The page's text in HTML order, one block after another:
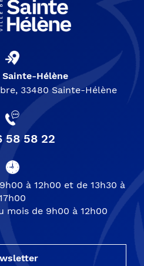
Hélène
33480 Sainte-Hélène
58 58 22
à 12h00 et de 13h30 à
mois de 9h00 à 12h00